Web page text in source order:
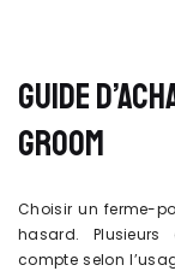
GUIDE
GROOM
Choisir un ferme-
hasard.
compte selon